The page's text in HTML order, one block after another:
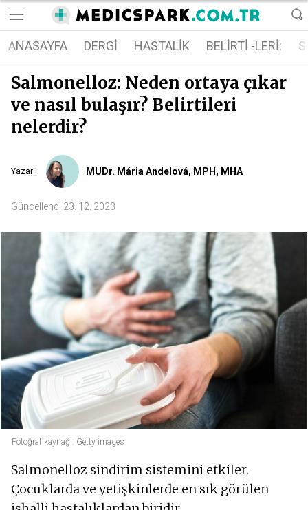
ANASAYFA DERGI HASTALIK BELIRTI -LERI:
Salmonelloz: Neden ortaya çıkar
ve nasıl bulaşır? Belirtileri
nelerdir?
Yazar: MUDr. Mária Andelová, MPH, MHA
Güncellendi 23. 12. 2023
Fotoğraf kaynağı: Getty images
Salmonelloz sindirim sistemini etkiler.
Çocuklarda ve yetişkinlerde en sık görülen